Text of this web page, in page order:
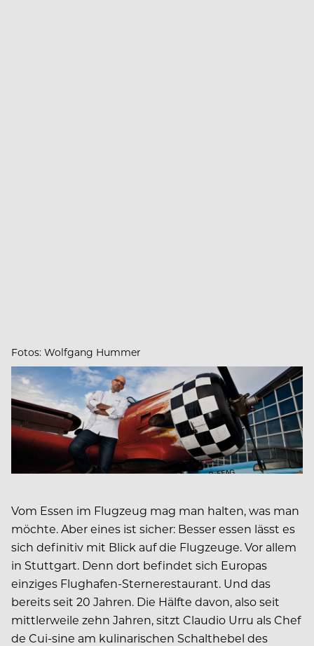
Fotos: Wolfgang Hummer
Vom Essen im Flugzeug mag man halten, was man
möchte. Aber eines ist sicher: Besser essen lässt es
sich definitiv mit Blick auf die Flugzeuge. Vor allem
in Stuttgart. Denn dort befindet sich Europas
einziges Flughafen-Sternerestaurant. Und das
bereits seit 20 Jahren. Die Hälfte davon, also seit
mittlerweile zehn Jahren, sitzt Claudio Urru als Chef
de Cui-sine am kulinarischen Schalthebel des